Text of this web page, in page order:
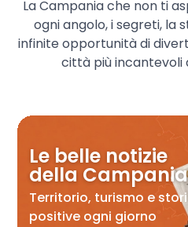
La Campania che non ti
ogni angolo, i segreti, la
infinite opportunità di
città più incantevoli
Le belle notizie
della Campania
Territorio, turismo e
positive ogni giorno